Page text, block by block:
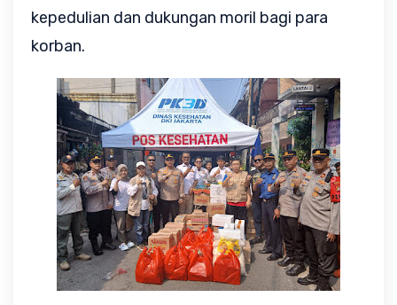
kepedulian dan dukungan moril bagi para
korban.